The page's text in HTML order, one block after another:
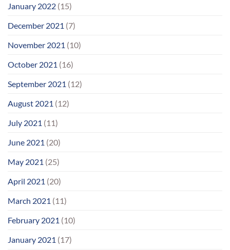
January 2022 (15)
December 2021 (7)
November 2021 (10)
October 2021 (16)
September 2021 (12)
August 2021 (12)
July 2021 (11)
June 2021 (20)
May 2021 (25)
April 2021 (20)
March 2021 (11)
February 2021 (10)
January 2021 (17)